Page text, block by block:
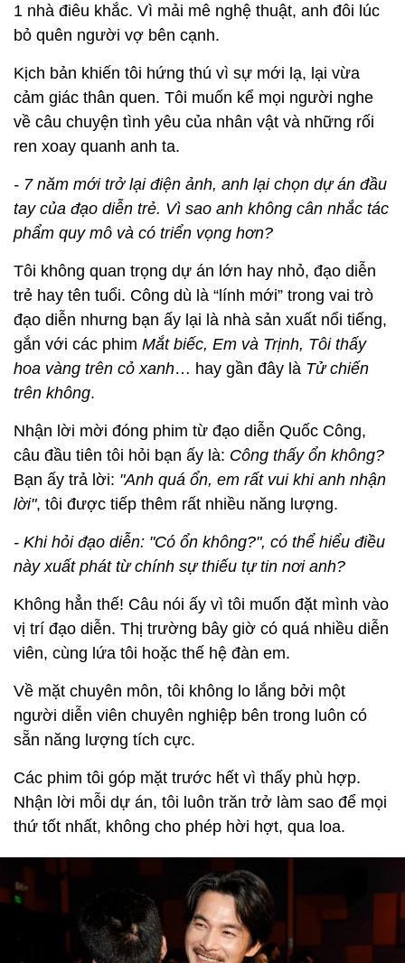
1 nhà điêu khắc. Vì mải mê nghệ thuật, anh đôi lúc
bỏ quên người vợ bên cạnh.
Kịch bản khiến tôi hứng thú vì sự mới lạ, lại vừa
cảm giác thân quen. Tôi muốn kể mọi người nghe
về câu chuyện tình yêu của nhân vật và những rối
ren xoay quanh anh ta.
- 7 năm mới trở lại điện ảnh, anh lại chọn dự án đầu
tay của đạo diễn trẻ. Vì sao anh không cân nhắc tác
phẩm quy mô và có triển vọng hơn?
Tôi không quan trọng dự án lớn hay nhỏ, đạo diễn
trẻ hay tên tuổi. Công dù là “lính mới” trong vai trò
đạo diễn nhưng bạn ấy lại là nhà sản xuất nổi tiếng,
gắn với các phim Mắt biếc, Em và Trịnh, Tôi thấy
hoa vàng trên cỏ xanh… hay gần đây là Tử chiến
trên không.
Nhận lời mời đóng phim từ đạo diễn Quốc Công,
câu đầu tiên tôi hỏi bạn ấy là: Công thấy ổn không?
Bạn ấy trả lời: "Anh quá ổn, em rất vui khi anh nhận
lời", tôi được tiếp thêm rất nhiều năng lượng.
- Khi hỏi đạo diễn: "Có ổn không?", có thể hiểu điều
này xuất phát từ chính sự thiếu tự tin nơi anh?
Không hẳn thế! Câu nói ấy vì tôi muốn đặt mình vào
vị trí đạo diễn. Thị trường bây giờ có quá nhiều diễn
viên, cùng lứa tôi hoặc thế hệ đàn em.
Về mặt chuyên môn, tôi không lo lắng bởi một
người diễn viên chuyên nghiệp bên trong luôn có
sẵn năng lượng tích cực.
Các phim tôi góp mặt trước hết vì thấy phù hợp.
Nhận lời mỗi dự án, tôi luôn trăn trở làm sao để mọi
thứ tốt nhất, không cho phép hời hợt, qua loa.